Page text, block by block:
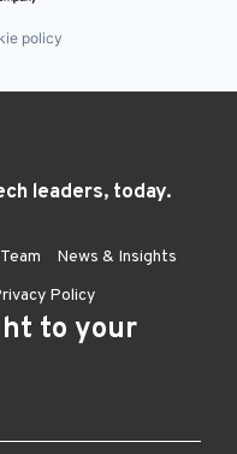
policy
leaders, today.
News & Insights
Policy
to your